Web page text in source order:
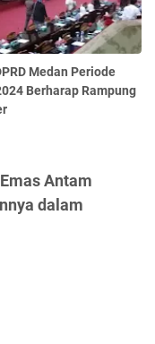
Medan Periode
Berharap Rampung
Antam
dalam